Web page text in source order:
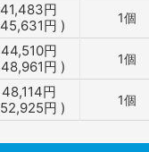
41,483円
45,631円 ) 1個
44,510円
48,961円 ) 1個
48,114円
52,925円 ) 1個